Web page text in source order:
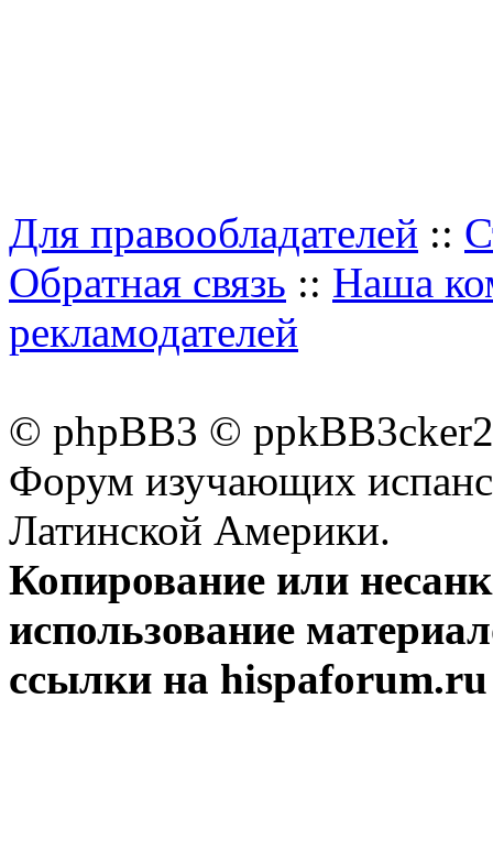
Для правообладателей ::
Обратная связь :: Наша
рекламодателей
© phpBB3 ©
Форум изучающих
Латинской Америки.
Копирование или
использование
ссылки на hispaforum.ru